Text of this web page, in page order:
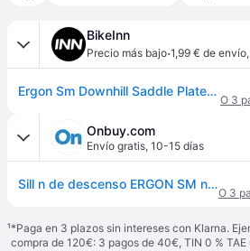
BikeInn
Precio más bajo·1,99 € de envío,
Ergon Sm Downhill Saddle Plateado
O 3
Onbuy.com
Envío gratis, 10-15 días
Sill n de descenso ERGON SM negro
O 3
¹*Paga en 3 plazos sin intereses con Klarna.
compra de 120€: 3 pagos de 40€, TIN 0 %